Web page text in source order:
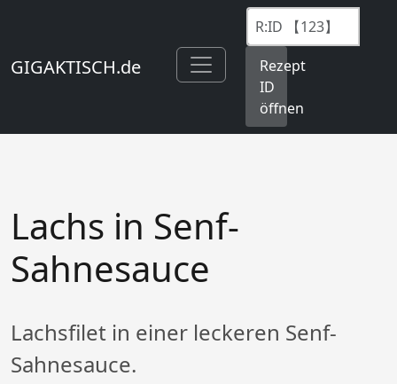
GIGAKTISCH.de
Rezept
ID
öffnen
Lachs in Senf-
Sahnesauce
Lachsfilet in einer leckeren Senf-
Sahnesauce.